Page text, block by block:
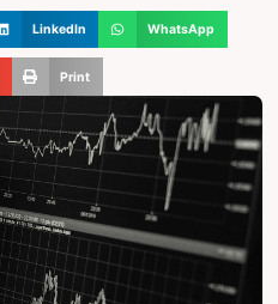
LinkedIn WhatsApp
Print